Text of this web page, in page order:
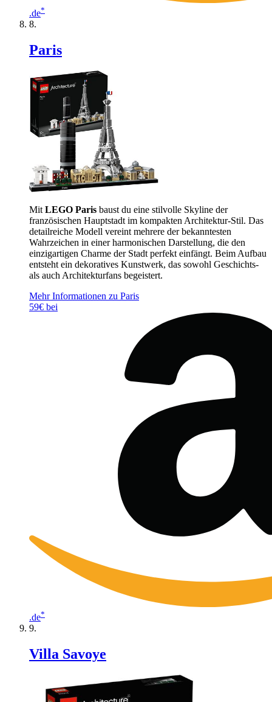
.de*
Paris
Mit LEGO Paris baust du eine stilvolle Skyline der
französischen Hauptstadt im kompakten Architektur-Stil. Das
detailreiche Modell vereint mehrere der bekanntesten
Wahrzeichen in einer harmonischen Darstellung, die den
einzigartigen Charme der Stadt perfekt einfängt. Beim Aufbau
entsteht ein dekoratives Kunstwerk, das sowohl Geschichts-
als auch Architekturfans begeistert.
Mehr Informationen zu Paris
59€ bei
.de*
Villa Savoye